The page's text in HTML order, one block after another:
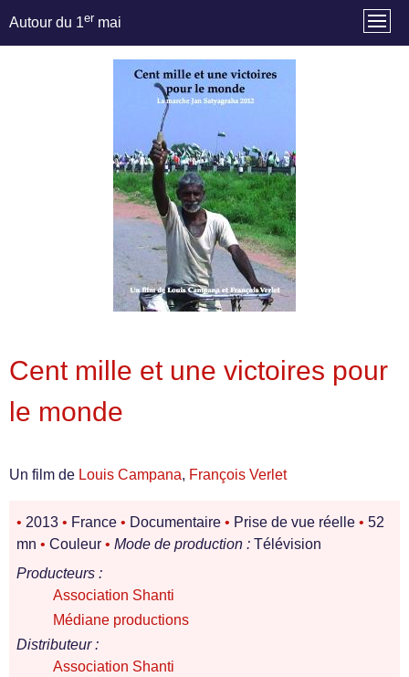
Autour du 1er mai
Cent mille et une victoires pour
le monde
Un film de Louis Campana, François Verlet
• 2013 • France • Documentaire • Prise de vue réelle • 52
mn • Couleur • Mode de production : Télévision
Producteurs :
Association Shanti
Médiane productions
Distributeur :
Association Shanti